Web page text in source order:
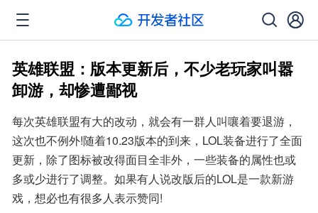
英雄联盟：版本更新后，不少老玩家叫嚣
卸游，却惨遭鄙视
每次英雄联盟有大的改动，就会有一群人叫嚷着要退游，
这次也不例外!随着10.23版本的到来，LOL装备进行了全面
更新，除了图标被改得面目全非外，一些装备的属性也或
多或少进行了调整。如果有人说改版后的LOL是一款新游
戏，想必也有很多人表示赞同!